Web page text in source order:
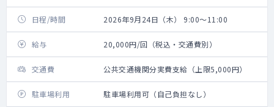
日程/時間 2026年9月24日（木） 9:00～11:00
給与 20,000円/回（税込・交通費別）
交通費 公共交通機関分実費支給（上限5,000円）
駐車場利用 駐車場利用可（自己負担なし）